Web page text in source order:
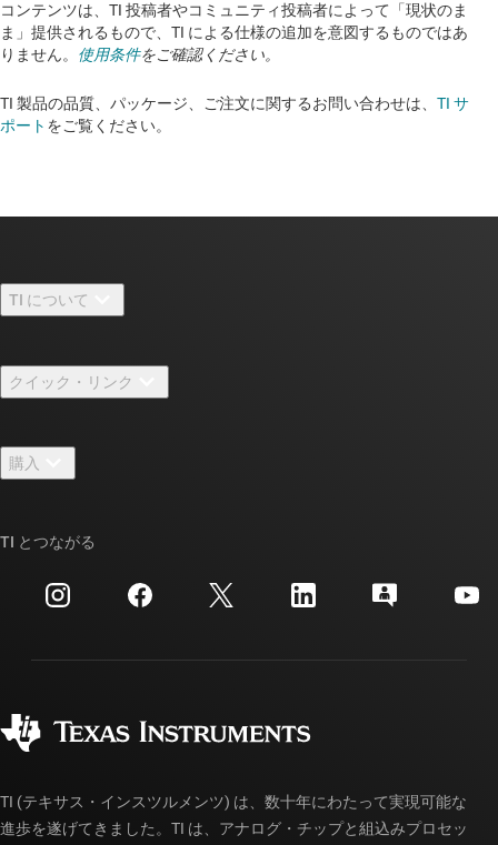
コンテンツは、TI 投稿者やコミュニティ投稿者によって「現状のま
ま」提供されるもので、TI による仕様の追加を意図するものではあ
りません。 使用条件をご確認ください。
TI 製品の品質、パッケージ、ご注文に関するお問い合わせは、 TI サ
ポート をご覧ください。​​​​​​​​​​​​​​
TI について
採用情報
ニュース
イベント
投資家向け情報
クイック・リンク
TI E2E™ 設計サポート・フォーラム
クロスリファレンス検索
カスタマー・サポート・センター
myTI アカウントの FAQ
購入
ご注文に関する FAQ
TI とつながる
TI (テキサス・インスツルメンツ) は、数十年にわたって実現可能な
進歩を遂げてきました。TI は、アナログ・チップと組込みプロセッ